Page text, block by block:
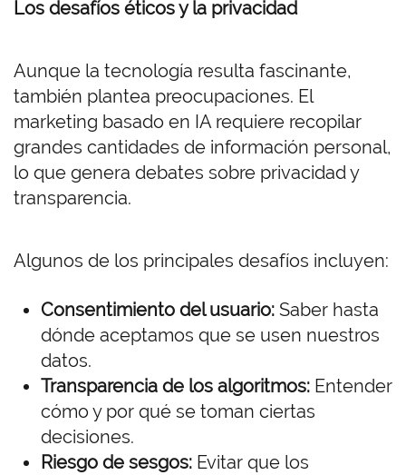
Los desafíos éticos y la privacidad
Aunque la tecnología resulta fascinante,
también plantea preocupaciones. El
marketing basado en IA requiere recopilar
grandes cantidades de información personal,
lo que genera debates sobre privacidad y
transparencia.
Algunos de los principales desafíos incluyen:
Consentimiento del usuario: Saber hasta
dónde aceptamos que se usen nuestros
datos.
Transparencia de los algoritmos: Entender
cómo y por qué se toman ciertas
decisiones.
Riesgo de sesgos: Evitar que los